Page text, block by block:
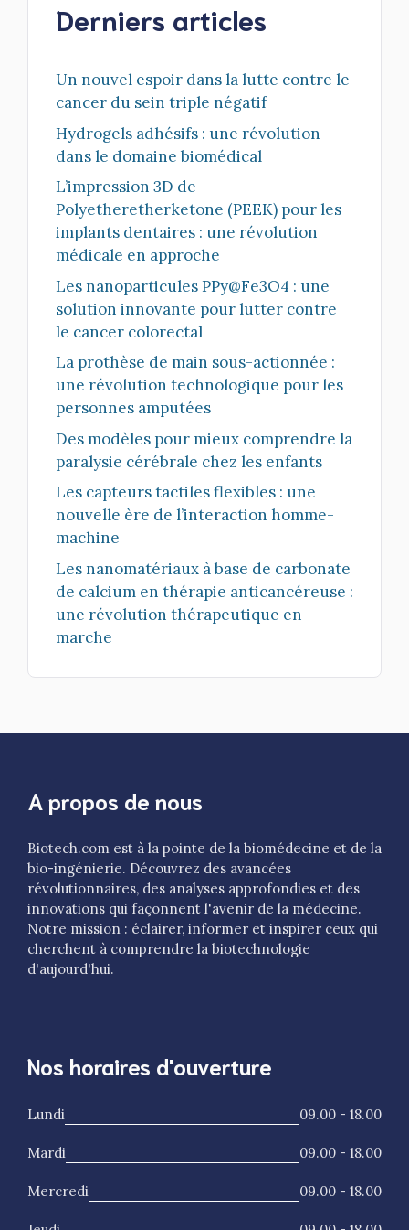
Derniers articles
Un nouvel espoir dans la lutte contre le
cancer du sein triple négatif
Hydrogels adhésifs : une révolution
dans le domaine biomédical
L’impression 3D de
Polyetheretherketone (PEEK) pour les
implants dentaires : une révolution
médicale en approche
Les nanoparticules PPy@Fe3O4 : une
solution innovante pour lutter contre
le cancer colorectal
La prothèse de main sous-actionnée :
une révolution technologique pour les
personnes amputées
Des modèles pour mieux comprendre la
paralysie cérébrale chez les enfants
Les capteurs tactiles flexibles : une
nouvelle ère de l’interaction homme-
machine
Les nanomatériaux à base de carbonate
de calcium en thérapie anticancéreuse :
une révolution thérapeutique en
marche
A propos de nous
Biotech.com est à la pointe de la biomédecine et de la
bio-ingénierie. Découvrez des avancées
révolutionnaires, des analyses approfondies et des
innovations qui façonnent l'avenir de la médecine.
Notre mission : éclairer, informer et inspirer ceux qui
cherchent à comprendre la biotechnologie
d'aujourd'hui.
Nos horaires d'ouverture
Lundi 09.00 - 18.00
Mardi 09.00 - 18.00
Mercredi 09.00 - 18.00